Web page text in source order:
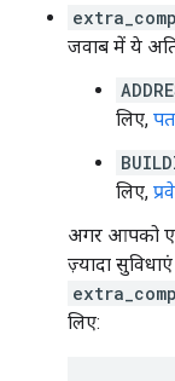
जवाब में ये
लिए,
लिए,
अगर आपको
ज़्यादा
लिए: